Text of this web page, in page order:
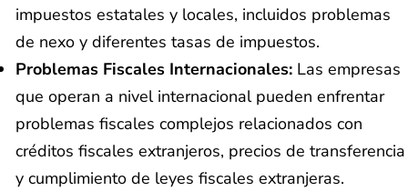
impuestos estatales y locales, incluidos problemas
de nexo y diferentes tasas de impuestos.
Problemas Fiscales Internacionales: Las empresas
que operan a nivel internacional pueden enfrentar
problemas fiscales complejos relacionados con
créditos fiscales extranjeros, precios de transferencia
y cumplimiento de leyes fiscales extranjeras.